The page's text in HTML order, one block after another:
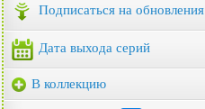
Подписаться на обновления
Дата выхода серий
В коллекцию